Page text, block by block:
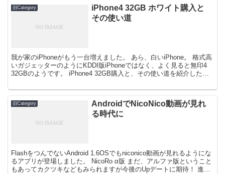
旧Category
iPhone4 32GB ホワイト購入と
その使い道
我が家のiPhoneがもう一台増えました。 あら、白いiPhone。 格式高
いガジェッターのようにKDDI版iPhoneではなく、よく見ると無印4
32GBのようです。 iPhone4 32GB購入と、その使い道を紹介したい
旧Category
AndroidでNicoNico動画が見れ
る時代に
FlashをつんでないAndroid 1.6OSでもniconico動画が見れるようにな
るアプリが登場しました。 NicoRo α版 まだ、アルファ版ということ
もあってカクツキなどもみられますが今後のUpデートに期待！ 進化